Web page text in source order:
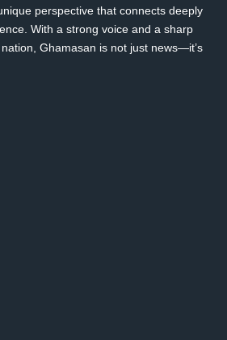
perspective that connects deeply
With a strong voice and a sharp
Ghamasan is not just news—it’s